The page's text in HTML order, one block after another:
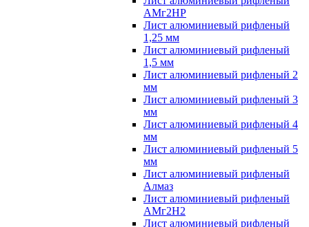
АМг2НР
Лист алюминиевый рифленый
1,25 мм
Лист алюминиевый рифленый
1,5 мм
Лист алюминиевый рифленый 2
мм
Лист алюминиевый рифленый 3
мм
Лист алюминиевый рифленый 4
мм
Лист алюминиевый рифленый 5
мм
Лист алюминиевый рифленый
Алмаз
Лист алюминиевый рифленый
АМг2Н2
Лист алюминиевый рифленый